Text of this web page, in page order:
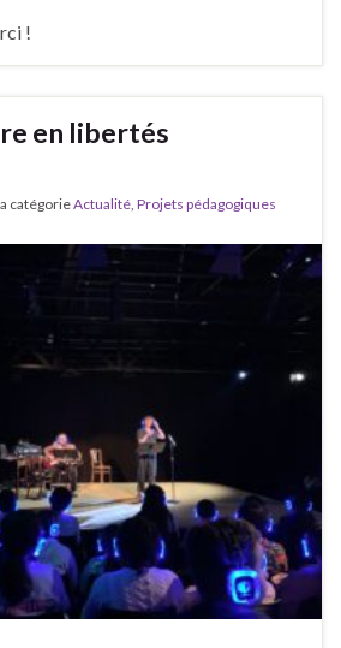
!
en libertés
catégorieActualité Projets pédagogiques